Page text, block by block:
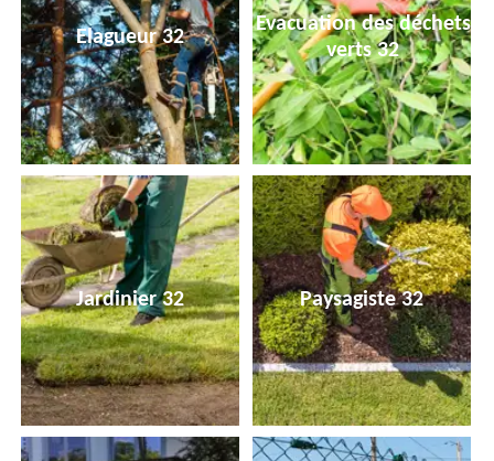
Elagueur 32
Evacuation des déchets
verts 32
Jardinier 32 Paysagiste 32